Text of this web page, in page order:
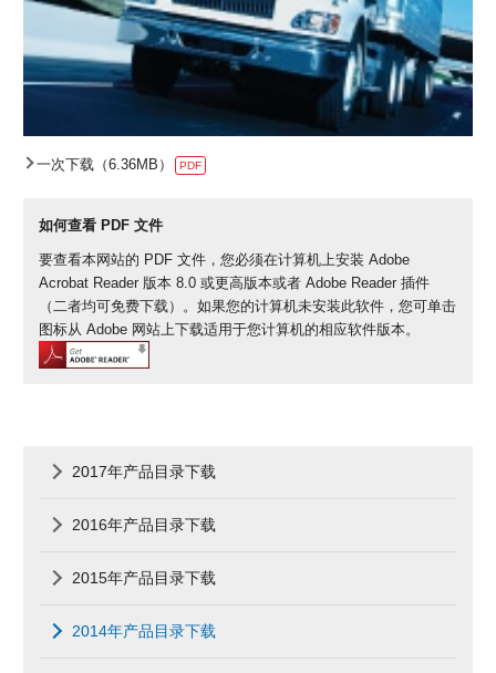
一次下载（6.36MB） PDF
如何查看 PDF 文件
要查看本网站的 PDF 文件，您必须在计算机上安装 Adobe
Acrobat Reader 版本 8.0 或更高版本或者 Adobe Reader 插件
（二者均可免费下载）。如果您的计算机未安装此软件，您可单击
图标从 Adobe 网站上下载适用于您计算机的相应软件版本。
2017年产品目录下载
2016年产品目录下载
2015年产品目录下载
2014年产品目录下载